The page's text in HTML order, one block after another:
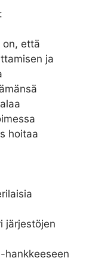
on, että
ja
hoitaa
järjestöjen
hankkeeseen